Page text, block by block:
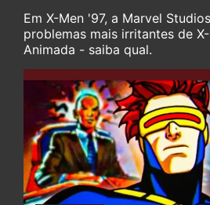
Em X-Men '97, a Marvel
problemas mais irritantes de
Animada - saiba qual.